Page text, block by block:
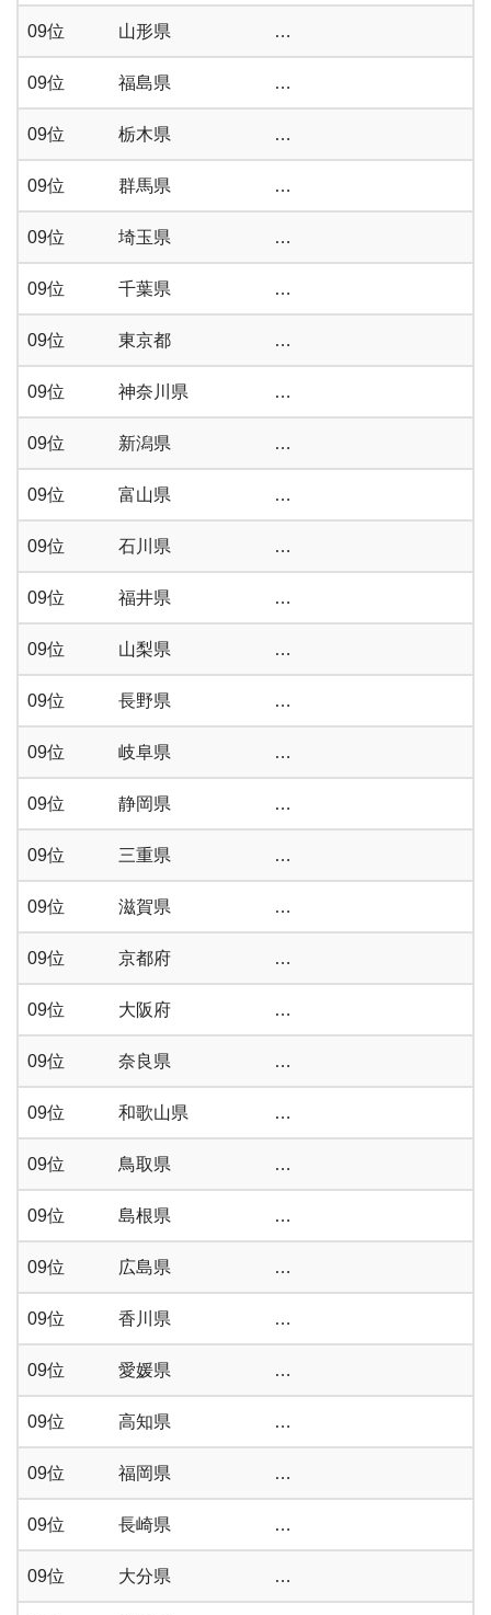
09位 山形県 …
09位 福島県 …
09位 栃木県 …
09位 群馬県 …
09位 埼玉県 …
09位 千葉県 …
09位 東京都 …
09位 神奈川県 …
09位 新潟県 …
09位 富山県 …
09位 石川県 …
09位 福井県 …
09位 山梨県 …
09位 長野県 …
09位 岐阜県 …
09位 静岡県 …
09位 三重県 …
09位 滋賀県 …
09位 京都府 …
09位 大阪府 …
09位 奈良県 …
09位 和歌山県 …
09位 鳥取県 …
09位 島根県 …
09位 広島県 …
09位 香川県 …
09位 愛媛県 …
09位 高知県 …
09位 福岡県 …
09位 長崎県 …
09位 大分県 …